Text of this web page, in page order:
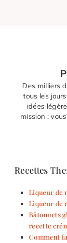
Des milliers
tous les
idées
mission :
Recettes
Liqueur de
Liqueur de
Bâtonnets
recette
Comment